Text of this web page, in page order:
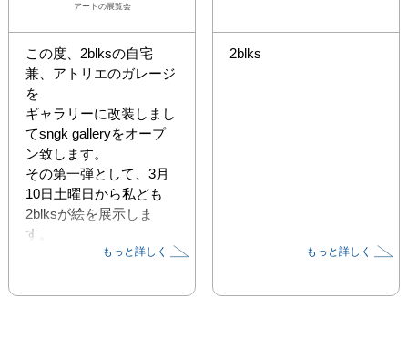
アート の展覧会
この度、2blksの自宅
兼、アトリエのガレージ
を
ギャラリーに改装しまし
てsngk galleryをオープ
ン致します。
その第一弾として、3月
10日土曜日から私ども
2blksが絵を展示しま
す。
お時間ありましたら是非
もっと詳しく
2blks
もっと詳しく